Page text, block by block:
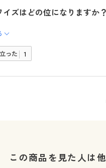
イズはどの位になりますか？
った 1
この商品を見た人は